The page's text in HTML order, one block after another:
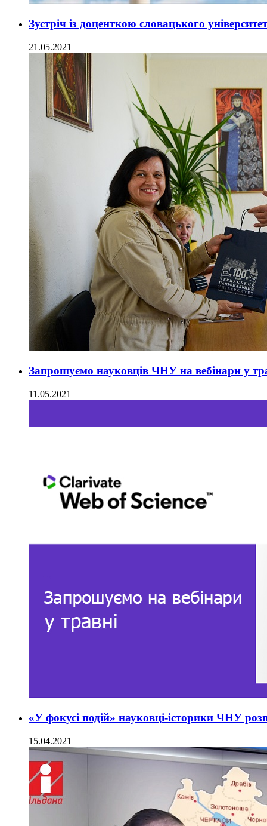
Зустріч із доценткою словацького
21.05.2021
Запрошуємо науковців ЧНУ на вебінари у
11.05.2021
«У фокусі подій» науковці-історики ЧНУ
15.04.2021